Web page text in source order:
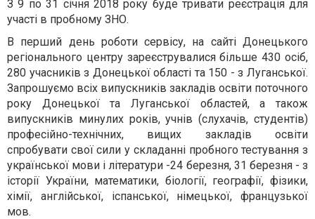
З 9 по 31 січня 2018 року буде тривати реєстрація для
участі в пробному ЗНО.
В перший день роботи сервісу, на сайті Донецького
регіонального центру зареєструвалися більше 430 осіб,
280 учасників з Донецької області та 150 - з Луганської.
Запрошуємо всіх випускників закладів освіти поточного
року Донецької та Луганської областей, а також
випускників минулих років, учнів (слухачів, студентів)
професійно-технічних, вищих закладів освіти
спробувати свої сили у складанні пробного тестування з
української мови і літератури -24 березня, 31 березня - з
історії України, математики, біології, географії, фізики,
хімії, англійської, іспанської, німецької, французької
мов.